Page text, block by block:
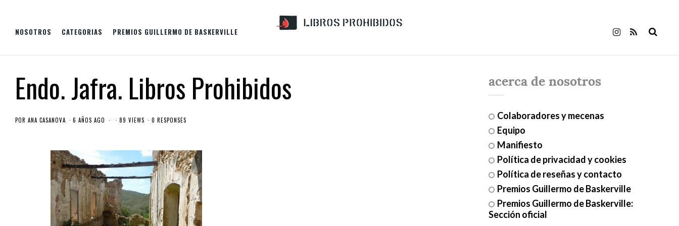
NOSOTROS CATEGORIAS PREMIOS GUILLERMO DE BASKERVILLE
Endo. Jafra. Libros Prohibidos
POR ANA CASANOVA 6 AÑOS AGO 89 VIEWS 0 RESPONSES
acerca de nosotros
Colaboradores y mecenas
Equipo
Manifiesto
Política de privacidad y cookies
Política de reseñas y contacto
Premios Guillermo de Baskerville
Premios Guillermo de Baskerville:
Sección oficial